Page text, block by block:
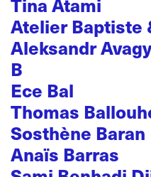
Atelier Baptiste
Aleksandr
B
Ece Bal
Thomas
Sosthène Baran
Anaïs Barras